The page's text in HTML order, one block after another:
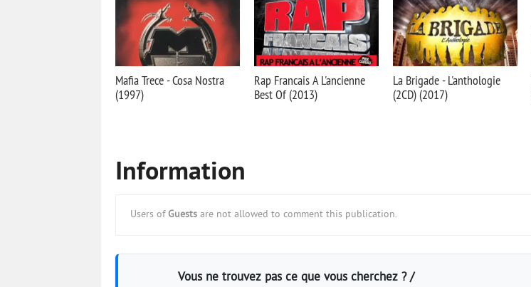
Mafia Trece - Cosa Nostra
(1997)
Rap Francais A L'ancienne
Best Of (2013)
La Brigade - L'anthologie
(2CD) (2017)
Information
Users of Guests are not allowed to comment this publication.
Vous ne trouvez pas ce que vous cherchez ? /